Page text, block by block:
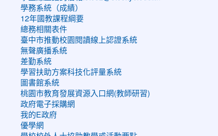
學務系統（成績）
12年國教課程綱要
總務相關表件
臺中市推動校園閱讀線上認證系統
無聲廣播系統
差勤系統
學習扶助方案科技化評量系統
圖書館系統
桃園市教育發展資源入口網(教師研習)
政府電子採購網
我的E政府
優學網